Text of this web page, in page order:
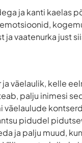
ja kanti kaelas
ja vaatenurka just
väelaulik, kelle
palju inimesi
väelaulude
pidudel
ja palju muud,